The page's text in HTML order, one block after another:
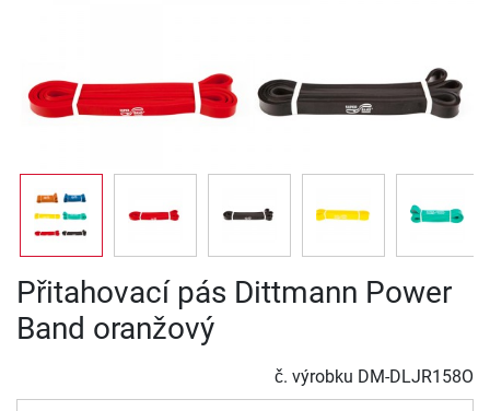
Přitahovací pás Dittmann Power
Band oranžový
č. výrobku DM-DLJR158O